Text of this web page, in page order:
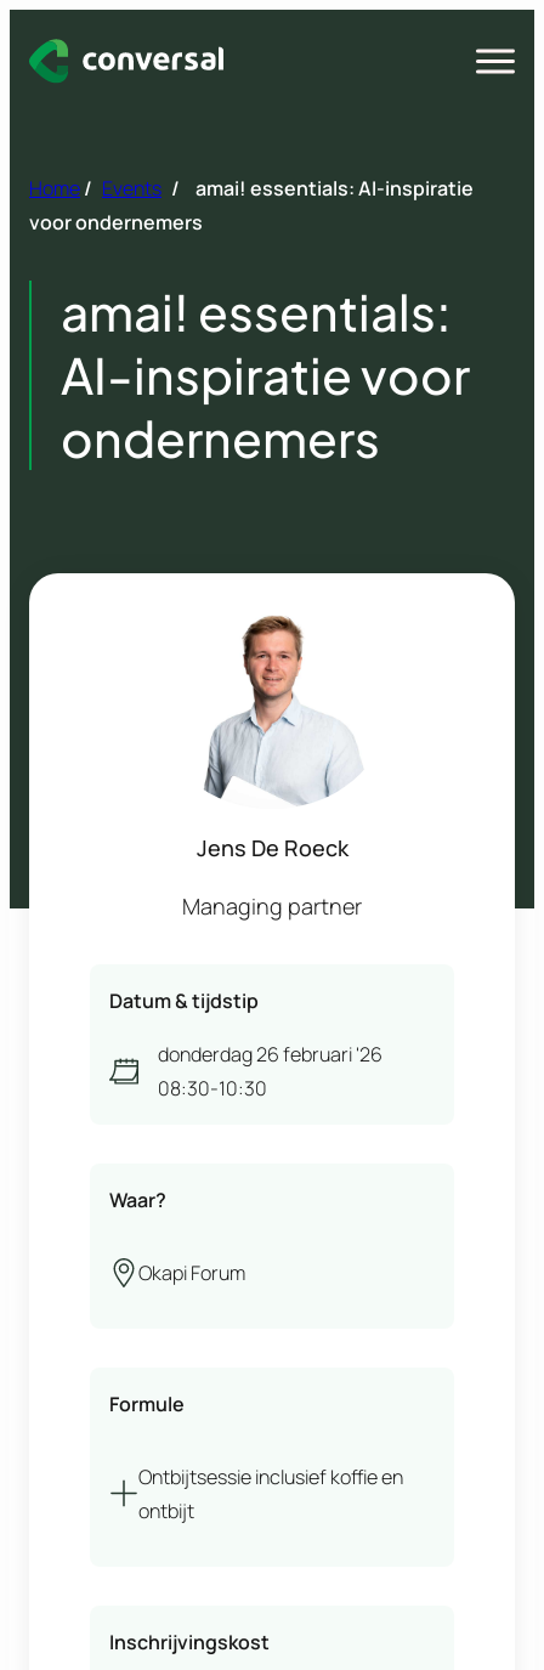
naar
Open
Home/ Events /
amai! essentials: AI-inspiratie
voor ondernemers
amai! essentials:
AI-inspiratie voor
ondernemers
Jens De Roeck
Managing partner
Datum & tijdstip
donderdag 26 februari '26
08:30-10:30
Waar?
Okapi Forum
Formule
Ontbijtsessie inclusief koffie en
ontbijt
Inschrijvingskost